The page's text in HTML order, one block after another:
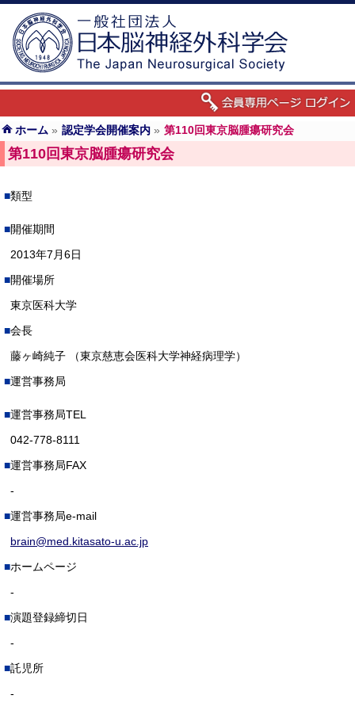
ホーム » 認定学会開催案内 » 第110回東京脳腫瘍研究会
第110回東京脳腫瘍研究会
類型
開催期間
2013年7月6日
開催場所
東京医科大学
会長
藤ヶ崎純子 （東京慈恵会医科大学神経病理学）
運営事務局
運営事務局TEL
042-778-8111
運営事務局FAX
-
運営事務局e-mail
brain@med.kitasato-u.ac.jp
ホームページ
-
演題登録締切日
-
託児所
-